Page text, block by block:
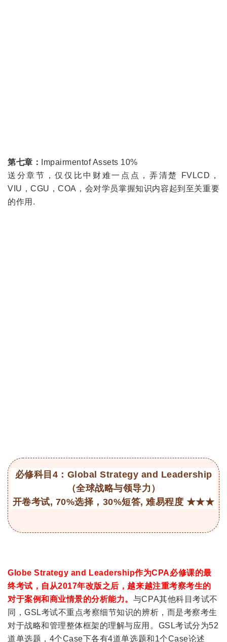
第七章：
Impairmentof Assets 10%
送分章节，仅仅比中财难一点点，弄清楚 FVLCD，
VIU，CGU，COA，会对学员掌握知识内容起到至关重要
的作用.
必修科目4：Global Strategy and Leadership
（全球战略与领导力）
开卷考试, 70%选择，30%短答, 难易程度 ★★★
Globe Strategy and Leadership作为CPA必修课的最
终考试，自从2017年改版之后，越来越注重考察考生的
对于案例和商业情景的分析能力。 与CPA其他科目考试不
同，GSL考试不重点考察细节知识的辨析，而是考察考生
对于战略和管理整体框架的理解与应用。GSL考试分为52
道单选题，4个Case下各有4道单选题和1个Case论述